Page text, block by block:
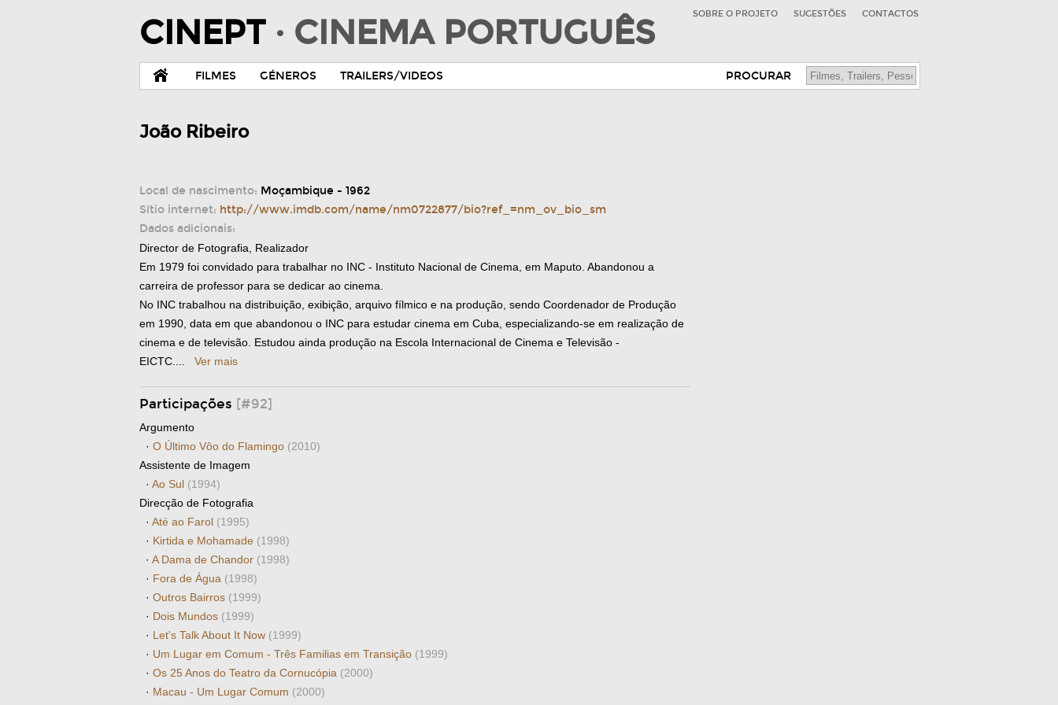
CINEPT · CINEMA PORTUGUÊS SOBRE O PROJETO SUGESTÕES CONTACTOS
FILMES GÉNEROS TRAILERS/VIDEOS PROCURAR
João Ribeiro
Local de nascimento: Moçambique - 1962
Sítio internet: http://www.imdb.com/name/nm0722877/bio?ref_=nm_ov_bio_sm
Dados adicionais:
Director de Fotografia, Realizador
Em 1979 foi convidado para trabalhar no INC - Instituto Nacional de Cinema, em Maputo. Abandonou a
carreira de professor para se dedicar ao cinema.
No INC trabalhou na distribuição, exibição, arquivo fílmico e na produção, sendo Coordenador de Produção
em 1990, data em que abandonou o INC para estudar cinema em Cuba, especializando-se em realização de
cinema e de televisão. Estudou ainda produção na Escola Internacional de Cinema e Televisão -
EICTC.
Ver mais
Participações [#92]
Argumento
· O Último Vôo do Flamingo (2010)
Assistente de Imagem
· Ao Sul (1994)
Direcção de Fotografia
· Até ao Farol (1995)
· Kirtida e Mohamade (1998)
· A Dama de Chandor (1998)
· Fora de Água (1998)
· Outros Bairros (1999)
· Dois Mundos (1999)
· Let's Talk About It Now (1999)
· Um Lugar em Comum - Três Familias em Transição (1999)
· Os 25 Anos do Teatro da Cornucópia (2000)
· Macau - Um Lugar Comum (2000)